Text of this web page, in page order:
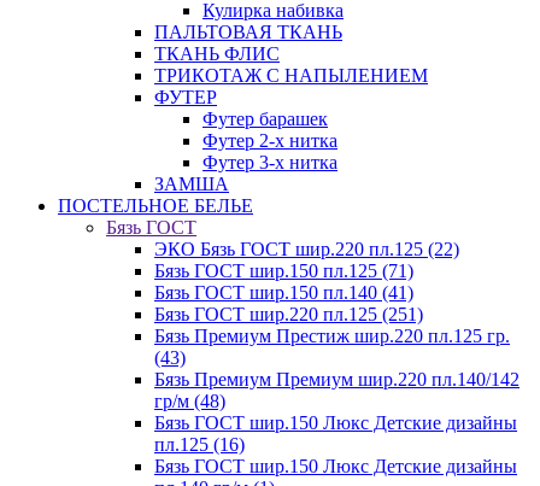
Кулирка набивка
ПАЛЬТОВАЯ ТКАНЬ
ТКАНЬ ФЛИС
ТРИКОТАЖ С НАПЫЛЕНИЕМ
ФУТЕР
Футер барашек
Футер 2-х нитка
Футер 3-х нитка
ЗАМША
ПОСТЕЛЬНОЕ БЕЛЬЕ
Бязь ГОСТ
ЭКО Бязь ГОСТ шир.220 пл.125 (22)
Бязь ГОСТ шир.150 пл.125 (71)
Бязь ГОСТ шир.150 пл.140 (41)
Бязь ГОСТ шир.220 пл.125 (251)
Бязь Премиум Престиж шир.220 пл.125 гр.
(43)
Бязь Премиум Премиум шир.220 пл.140/142
гр/м (48)
Бязь ГОСТ шир.150 Люкс Детские дизайны
пл.125 (16)
Бязь ГОСТ шир.150 Люкс Детские дизайны